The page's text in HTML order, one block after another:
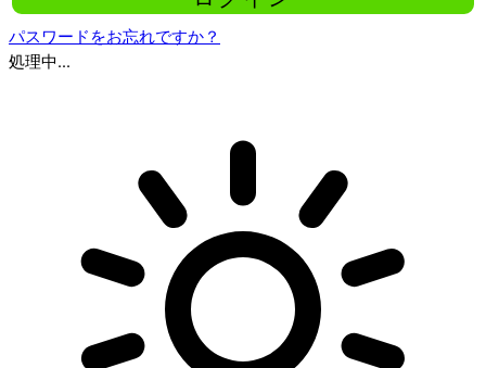
パスワードをお忘れですか？
処理中...